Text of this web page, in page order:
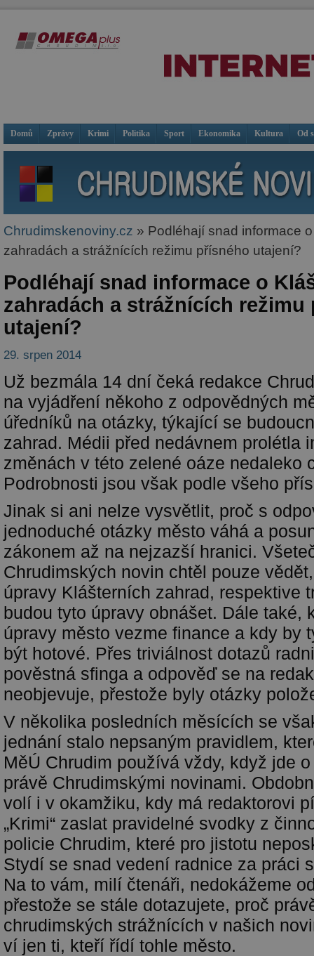
Domů Zprávy Krimi Politika Sport Ekonomika Kultura Od
Chrudimskenoviny.cz » Podléhají snad informace
zahradách a strážnících režimu přísného utajení?
Podléhají snad informace o
zahradách a strážnících režimu
utajení?
29. srpen 2014
Už bezmála 14 dní čeká redakce
na vyjádření někoho z odpovědných
úředníků na otázky, týkající se
zahrad. Médii před nedávnem prolétla
změnách v této zelené oáze nedaleko
Podrobnosti jsou však podle všeho
Jinak si ani nelze vysvětlit, proč s
jednoduché otázky město váhá a
zákonem až na nejzazší hranici.
Chrudimských novin chtěl pouze
úpravy Klášterních zahrad, respektive
budou tyto úpravy obnášet. Dále také,
úpravy město vezme finance a kdy by
být hotové. Přes triviálnost dotazů
pověstná sfinga a odpověď se na
neobjevuje, přestože byly otázky
V několika posledních měsících se
jednání stalo nepsaným pravidlem,
MěÚ Chrudim používá vždy, když jde
právě Chrudimskými novinami.
volí i v okamžiku, kdy má redaktorovi
„Krimi“ zaslat pravidelné svodky z
policie Chrudim, které pro jistotu
Stydí se snad vedení radnice za práci
Na to vám, milí čtenáři, nedokážeme
přestože se stále dotazujete, proč
chrudimských strážnících v našich
ví jen ti, kteří řídí tohle město.